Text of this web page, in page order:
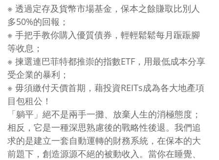
※ 透過定存及貨幣市場基金，保本之餘賺取比別人
多50%的回報；
※ 手把手教你購入優質債券，輕輕鬆鬆每月䟴䟴腳
等收息；
※ 揀選連巴菲特都推崇的指數ETF，用最低成本分享
受企業的暴利；
※ 毋須繳付天價首期，藉投資REITs成為各大地產項
目包租公！
「躺平」絕不是兩手一攤、放棄人生的消極態度；
相反，它是一種深思熟慮後的戰略性後退。我們追
求的是建立一套自動運轉的財務系統，在保本的大
前題下，創造源源不絕的被動收入。當你在睡覺、